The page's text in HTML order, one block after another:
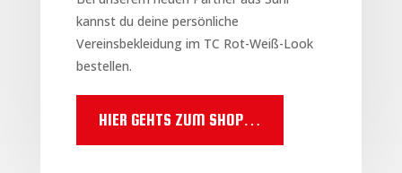
kannst du deine persönliche
Vereinsbekleidung im TC Rot-Weiß-Look
bestellen.
HIER GEHTS ZUM SHOP…